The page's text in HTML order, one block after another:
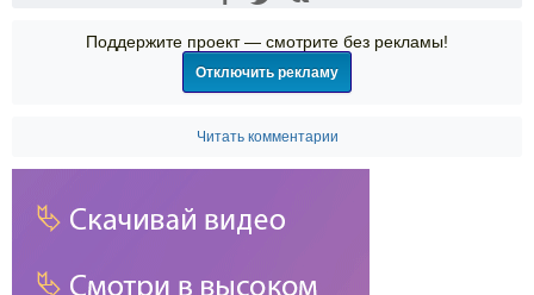
Поддержите проект — смотрите без рекламы!
Отключить рекламу
Читать комментарии